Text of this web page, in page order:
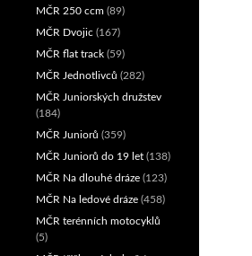
MČR 250 ccm (89)
MČR Dvojic (167)
MČR flat track (59)
MČR Jednotlivců (282)
MČR Juniorských družstev
(184)
MČR Juniorů (359)
MČR Juniorů do 19 let (138)
MČR Na dlouhé dráze (123)
MČR Na ledové dráze (458)
MČR terénních motocyklů
(5)